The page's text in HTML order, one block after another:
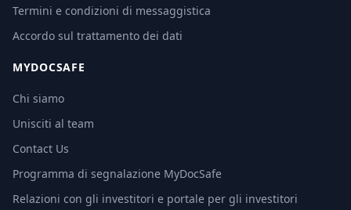
Termini e condizioni di messaggistica
Accordo sul trattamento dei dati
MYDOCSAFE
Chi siamo
Unisciti al team
Contact Us
Programma di segnalazione MyDocSafe
Relazioni con gli investitori e portale per gli investitori